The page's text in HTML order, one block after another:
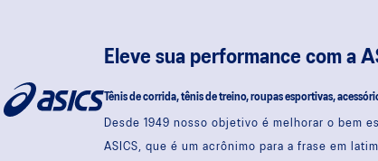
Eleve sua performance com a
Tênis de corrida, tênis de treino, roupas esportivas,
Desde 1949 nosso objetivo é melhorar o bem
ASICS, que é um acrônimo para a frase em